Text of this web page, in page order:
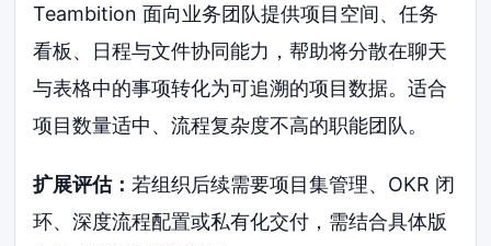
Teambition 面向业务团队提供项目空间、任务
看板、日程与文件协同能力，帮助将分散在聊天
与表格中的事项转化为可追溯的项目数据。适合
项目数量适中、流程复杂度不高的职能团队。
扩展评估： 若组织后续需要项目集管理、OKR 闭
环、深度流程配置或私有化交付，需结合具体版